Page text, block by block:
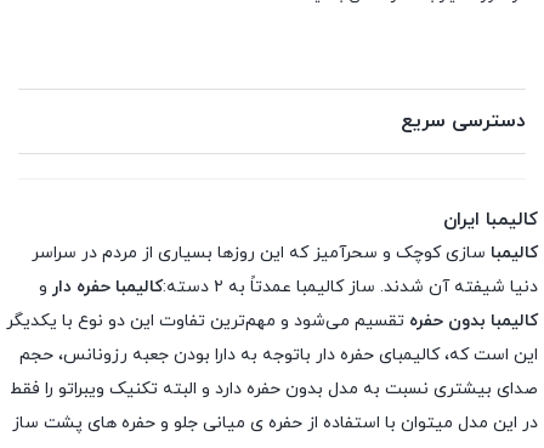
دسترسی سریع
کالیمبا ایران
کالیمبا سازی کوچک و سحرآمیز که این روزها بسیاری از مردم در سراسر
دنیا شیفته آن شدند. ساز کالیمبا عمدتاً به ۲ دسته:
کالیمبا حفره دار و
کالیمبا بدون حفره تقسیم می‌شود و مهم‌ترین تفاوت این دو نوع با یکدیگر
این است که، کالیمبای حفره دار باتوجه به دارا بودن جعبه رزونانس، حجم
صدای بیشتری نسبت به مدل بدون حفره دارد و البته تکنیک ویبراتو را فقط
در این مدل میتوان با استفاده از حفره ی میانی جلو و حفره های پشت ساز